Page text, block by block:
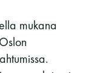
mukana